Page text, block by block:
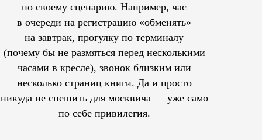
по своему сценарию. Например, час
в очереди на регистрацию «обменять»
на завтрак, прогулку по терминалу
(почему бы не размяться перед несколькими
часами в кресле), звонок близким или
несколько страниц книги. Да и просто
никуда не спешить для москвича — уже само
по себе привилегия.